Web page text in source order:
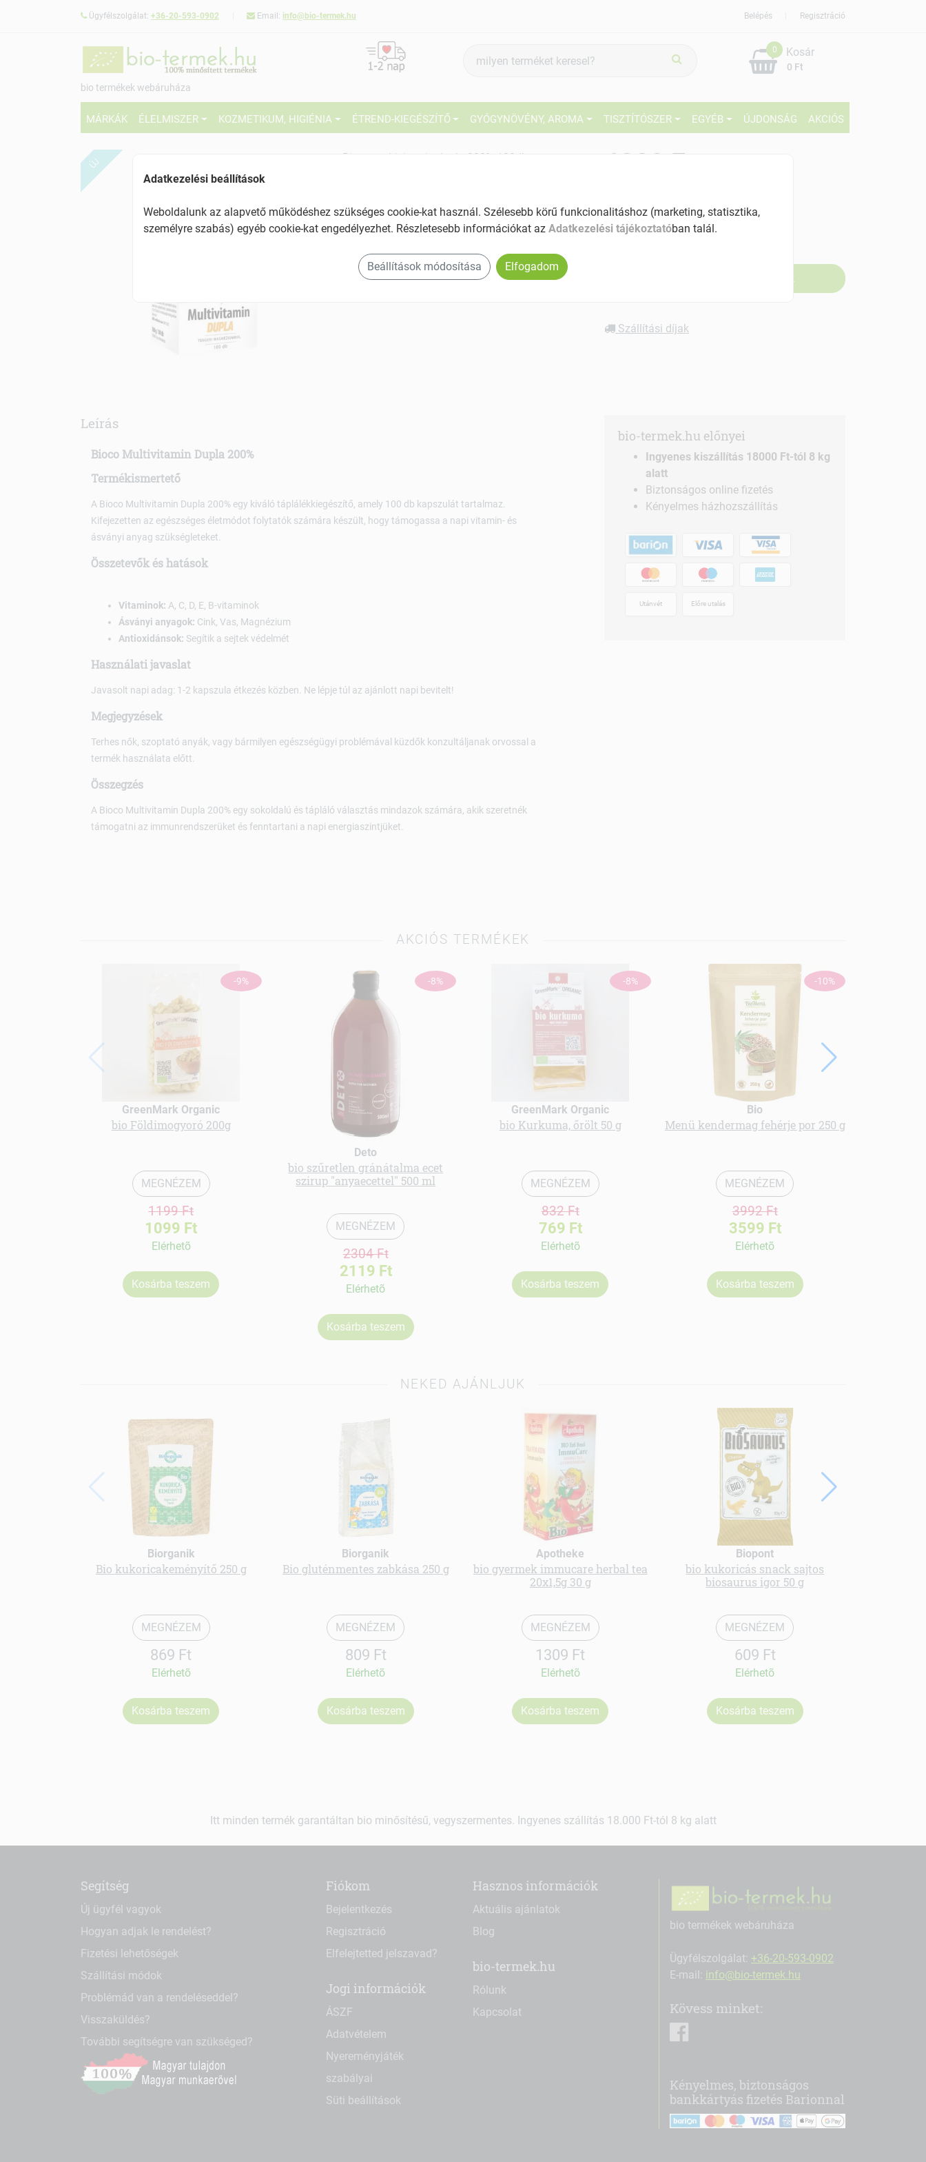
Ügyfélszolgálat: +36-20-593-0902 Email: info@bio-termek.hu Regisztráció
Belépés
bio termékek webáruháza
keresés
0
0 Ft
Kosár
MÁRKÁK ÉLELMISZER KOZMETIKUM, HIGIÉNIA ÉTREND-KIEGÉSZÍTŐ GYÓGYNÖVÉNY, AROMA TISZTÍTÓSZER EGYÉB ÚJDONSÁG AKCIÓS
ÚJ
Bioco multivitamin dupla 200% 100db
6209 Ft
Készletinformáció:
Szállítási díjak
Leírás
Bioco Multivitamin Dupla 200%
Termékismertető
A Bioco Multivitamin Dupla 200% egy kiváló táplálékkiegészítő, amely 100 db kapszulát tartalmaz.
Kifejezetten az egészséges életmódot folytatók számára készült, hogy támogassa a napi vitamin- és
ásványi anyag szükségleteket.
Összetevők és hatások
Vitaminok: A, C, D, E, B-vitaminok
Ásványi anyagok: Cink, Vas, Magnézium
Antioxidánsok: Segítik a sejtek védelmét
Használati javaslat
Javasolt napi adag: 1-2 kapszula étkezés közben. Ne lépje túl az ajánlott napi bevitelt!
Megjegyzések
Terhes nők, szoptató anyák, vagy bármilyen egészségügyi problémával küzdők konzultáljanak orvossal a
termék használata előtt.
Összegzés
A Bioco Multivitamin Dupla 200% egy sokoldalú és tápláló választás mindazok számára, akik szeretnék
támogatni az immunrendszerüket és fenntartani a napi energiaszintjüket.
bio-termek.hu előnyei
Ingyenes kiszállítás 18000 Ft-tól 8 kg
alatt
Biztonságos online fizetés
Kényelmes házhozszállítás
Utánvét Előre utalás
AKCIÓS TERMÉKEK
-9%
GreenMark Organic
bio Földimogyoró 200g
MEGNÉZEM
1199 Ft
1099 Ft
Elérhetõ
Kosárba teszem
-8%
Deto
bio szűretlen gránátalma ecet
szirup "anyaecettel" 500 ml
MEGNÉZEM
2304 Ft
2119 Ft
Elérhetõ
Kosárba teszem
-8%
GreenMark Organic
bio Kurkuma, őrölt 50 g
MEGNÉZEM
832 Ft
769 Ft
Elérhetõ
Kosárba teszem
-10%
Bio
Menü kendermag fehérje por 250 g
MEGNÉZEM
3992 Ft
3599 Ft
Elérhetõ
Kosárba teszem
NEKED AJÁNLJUK
Biorganik
Bio kukoricakeményítő 250 g
MEGNÉZEM
869 Ft
Elérhetõ
Kosárba teszem
Biorganik
Bio gluténmentes zabkása 250 g
MEGNÉZEM
809 Ft
Elérhetõ
Kosárba teszem
Apotheke
bio gyermek immucare herbal tea
20x1,5g 30 g
MEGNÉZEM
1309 Ft
Elérhetõ
Kosárba teszem
Biopont
bio kukoricás snack sajtos
biosaurus igor 50 g
MEGNÉZEM
609 Ft
Elérhetõ
Kosárba teszem
Itt minden termék garantáltan bio minősítésű, vegyszermentes. Ingyenes szállítás 18.000 Ft-tól 8 kg alatt
Segítség
Új ügyfél vagyok
Hogyan adjak le rendelést?
Fizetési lehetőségek
Szállítási módok
Problémád van a rendeléseddel?
Visszaküldés?
További segítségre van szükséged?
Fiókom
Bejelentkezés
Regisztráció
Elfelejtetted jelszavad?
Jogi információk
ÁSZF
Adatvételem
Nyereményjáték
szabályai
Süti beállítások
Hasznos információk
Aktuális ajánlatok
Blog
bio-termek.hu
Rólunk
Kapcsolat
bio termékek webáruháza
Ügyfélszolgálat: +36-20-593-0902
E-mail: info@bio-termek.hu
Kövess minket:
Kényelmes, biztonságos
bankkártyás fizetés Barionnal
Adatkezelési beállítások
Weboldalunk az alapvető működéshez szükséges cookie-kat használ. Szélesebb körű funkcionalitáshoz (marketing, statisztika,
személyre szabás) egyéb cookie-kat engedélyezhet. Részletesebb információkat az Adatkezelési tájékoztatóban talál.
Beállítások módosítása Elfogadom